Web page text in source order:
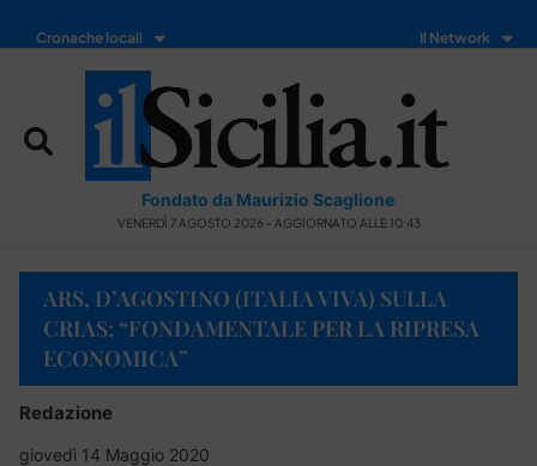
Cronache locali Il Network
Fondato da Maurizio Scaglione
VENERDÌ 7 AGOSTO 2026 - AGGIORNATO ALLE 10:43
ARS, D’AGOSTINO (ITALIA VIVA) SULLA
CRIAS: “FONDAMENTALE PER LA RIPRESA
ECONOMICA”
Redazione
giovedì 14 Maggio 2020